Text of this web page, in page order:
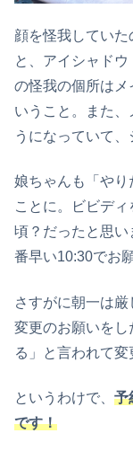
顔を怪我してい
と、アイシャド
の怪我の個所はメ
いうこと。また
うになっていて、
娘ちゃんも「やり
ことに。ビビデ
頃？だったと思
番早い10:30でお
さすがに朝一は
変更のお願いを
る」と言われて変
というわけで、 予
です！